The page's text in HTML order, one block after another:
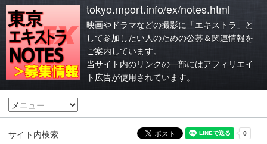
tokyo.mport.info/ex/notes.html
映画やドラマなどの撮影に「エキストラ」と
して参加したい人のための公募＆関連情報を
ご案内しています。
当サイト内のリンクの一部にはアフィリエイ
ト広告が使用されています。
サイト内検索